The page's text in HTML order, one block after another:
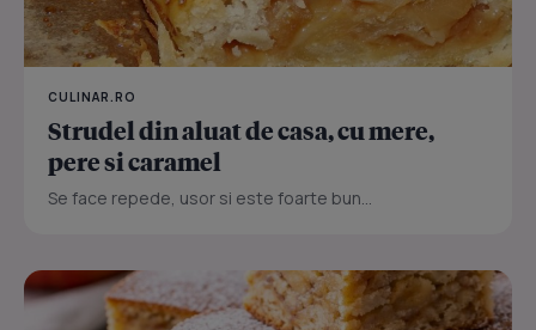
CULINAR.RO
Strudel din aluat de casa, cu mere,
pere si caramel
Se face repede, usor si este foarte bun...